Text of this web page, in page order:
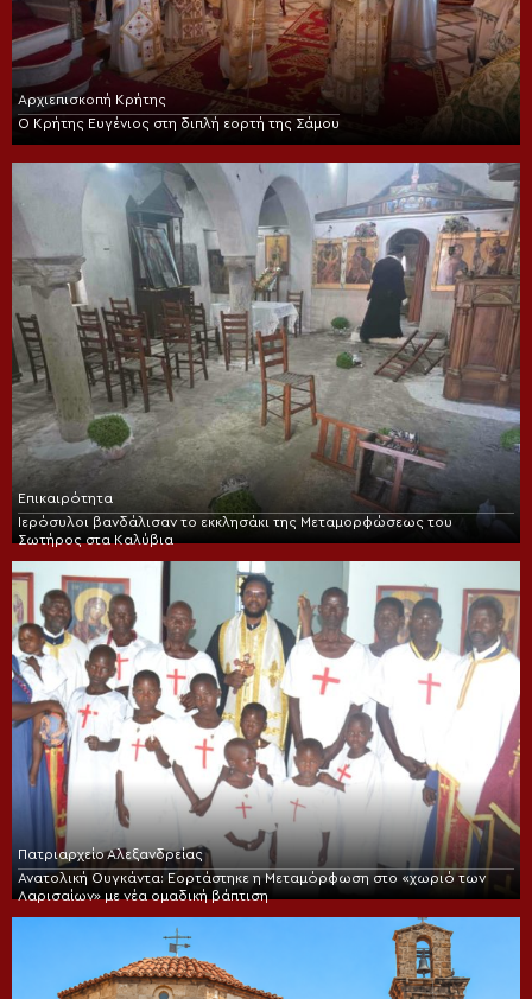
Αρχιεπισκοπή Κρήτης
Ο Κρήτης Ευγένιος στη διπλή εορτή της Σάμου
Επικαιρότητα
Ιερόσυλοι βανδάλισαν το εκκλησάκι της Μεταμορφώσεως του
Σωτήρος στα Καλύβια
Πατριαρχείο Αλεξανδρείας
Ανατολική Ουγκάντα: Εορτάστηκε η Μεταμόρφωση στο «χωριό των
Λαρισαίων» με νέα ομαδική βάπτιση